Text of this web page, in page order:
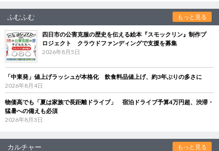
ふむふむ もっと見る
四日市の公害克服の歴史を伝える絵本『スモックリン』制作プ
ロジェクト クラウドファンディングで支援を募集
2026年8月5日
「中東発」値上げラッシュが本格化 飲食料品値上げ、約3年ぶりの多さに
2026年8月4日
物価高でも「夏は家族で長距離ドライブ」 宿泊ドライブ予算4万円超、渋滞・
猛暑への備えも必須
2026年8月3日
カルチャー もっと見る